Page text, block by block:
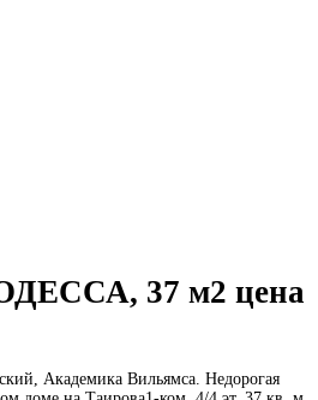
37 м2 цена
Академика Вильямса. Недорогая